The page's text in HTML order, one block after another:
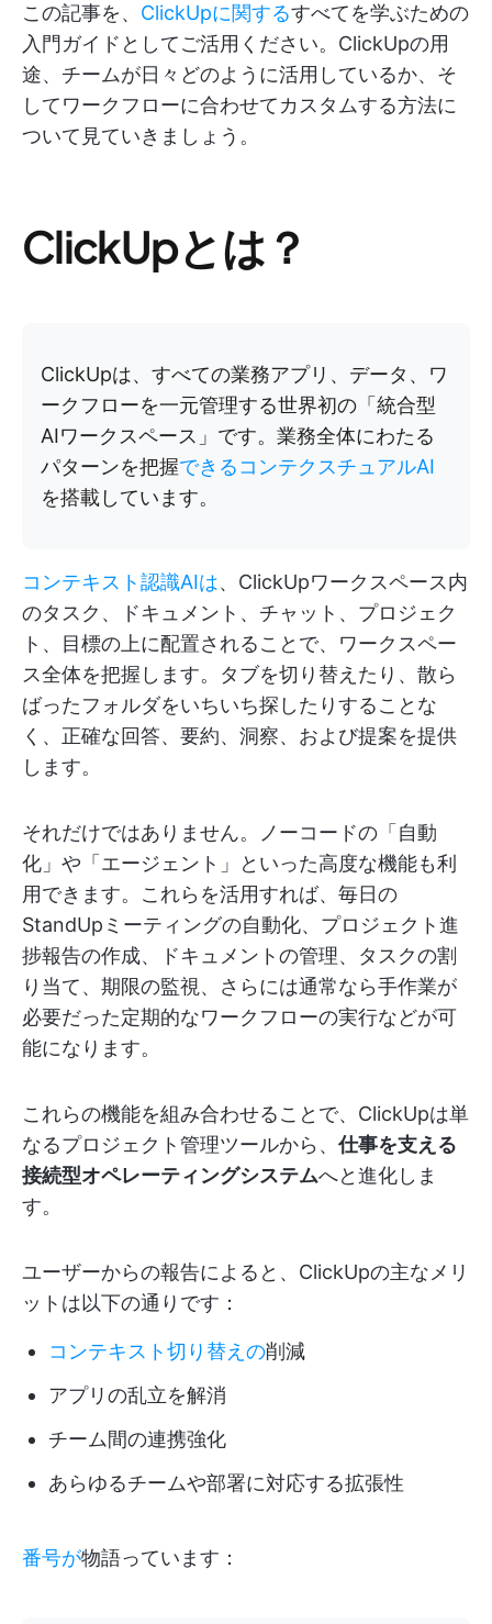
この記事を、 ClickUpに関するすべてを学ぶための
入門ガイドとしてご活用ください。ClickUpの用
途、チームが日々どのように活用しているか、そ
してワークフローに合わせてカスタムする方法に
ついて見ていきましょう。
ClickUpとは？
ClickUpは、すべての業務アプリ、データ、ワ
ークフローを一元管理する世界初の「統合型
AIワークスペース」です。業務全体にわたる
パターンを把握できるコンテクスチュアルAI
を搭載しています。
コンテキスト認識AIは、ClickUpワークスペース内
のタスク、ドキュメント、チャット、プロジェク
ト、目標の上に配置されることで、ワークスペー
ス全体を把握します。タブを切り替えたり、散ら
ばったフォルダをいちいち探したりすることな
く、正確な回答、要約、洞察、および提案を提供
します。
それだけではありません。ノーコードの「自動
化」や「エージェント」といった高度な機能も利
用できます。これらを活用すれば、 毎日の
StandUpミーティングの自動化、プロジェクト進
捗報告の作成、ドキュメントの管理、タスクの割
り当て、期限の監視、さらには通常なら手作業が
必要だった定期的なワークフローの実行などが可
能になります。
これらの機能を組み合わせることで、ClickUpは単
なるプロジェクト管理ツールから、仕事を支える
接続型オペレーティングシステムへと進化しま
す。
ユーザーからの報告によると、ClickUpの主なメリ
ットは以下の通りです：
コンテキスト切り替えの削減
アプリの乱立を解消
チーム間の連携強化
あらゆるチームや部署に対応する拡張性
番号が物語っています：